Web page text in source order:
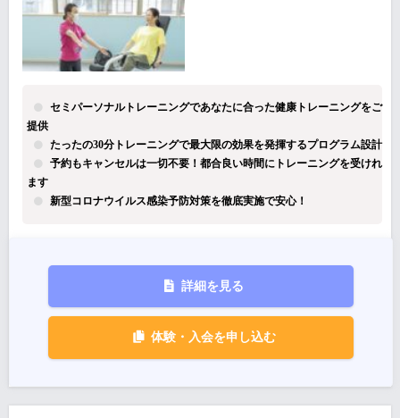
セミパーソナルトレーニングであなたに合った健康トレーニングをご
提供
たったの30分トレーニングで最大限の効果を発揮するプログラム設計
予約もキャンセルは一切不要！都合良い時間にトレーニングを受けれ
ます
新型コロナウイルス感染予防対策を徹底実施で安心！
詳細を見る
体験・入会を申し込む